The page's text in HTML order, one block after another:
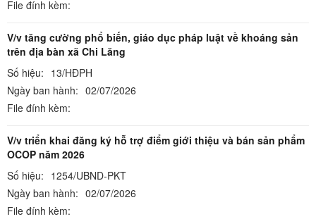
File đính kèm:
V/v tăng cường phổ biến, giáo dục pháp luật về khoáng sản
trên địa bàn xã Chi Lăng
Số hiệu: 13/HĐPH
Ngày ban hành: 02/07/2026
File đính kèm:
V/v triển khai đăng ký hỗ trợ điểm giới thiệu và bán sản phẩm
OCOP năm 2026
Số hiệu: 1254/UBND-PKT
Ngày ban hành: 02/07/2026
File đính kèm: